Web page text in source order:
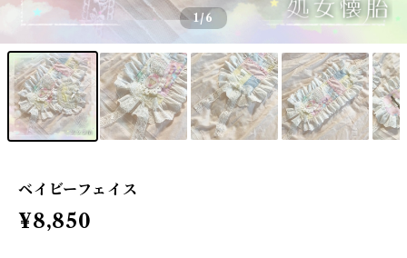
1/6
ベイビーフェイス
¥8,850